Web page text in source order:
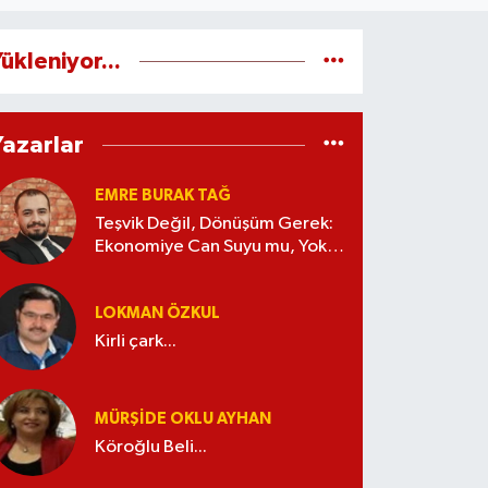
EMRE BURAK TAĞ
Teşvik Değil, Dönüşüm Gerek:
Ekonomiye Can Suyu mu, Yoksa
LOKMAN ÖZKUL
Kirli çark...
MÜRŞIDE OKLU AYHAN
Köroğlu Beli...